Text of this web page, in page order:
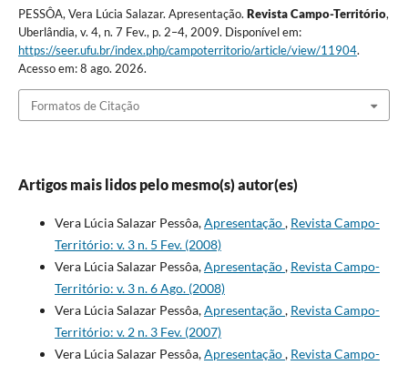
PESSÔA, Vera Lúcia Salazar. Apresentação. Revista Campo-Território,
Uberlândia, v. 4, n. 7 Fev., p. 2–4, 2009. Disponível em:
https://seer.ufu.br/index.php/campoterritorio/article/view/11904.
Acesso em: 8 ago. 2026.
Formatos de Citação
Artigos mais lidos pelo mesmo(s) autor(es)
Vera Lúcia Salazar Pessôa,Apresentação, Revista Campo-
Território: v. 3 n. 5 Fev. (2008)
Vera Lúcia Salazar Pessôa,Apresentação, Revista Campo-
Território: v. 3 n. 6 Ago. (2008)
Vera Lúcia Salazar Pessôa,Apresentação, Revista Campo-
Território: v. 2 n. 3 Fev. (2007)
Vera Lúcia Salazar Pessôa,Apresentação, Revista Campo-